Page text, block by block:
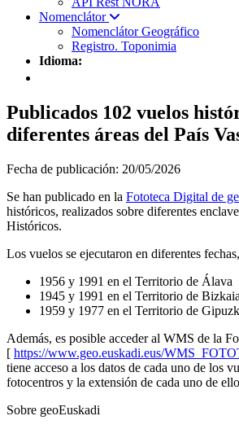
Nomenclátor
Nomenclátor Geográfico
Registro. Toponimia
Idioma:
Publicados 102 vuelos
diferentes áreas del País
Fecha de publicación: 20/05/2026
Se han publicado en la Fototeca Digital de
históricos, realizados sobre diferentes
Históricos.
Los vuelos se ejecutaron en diferentes
1956 y 1991 en el Territorio de Álava
1945 y 1991 en el Territorio de Bizkaia
1959 y 1977 en el Territorio de
Además, es posible acceder al WMS de la
[ https://www.geo.euskadi.eus/
tiene acceso a los datos de cada uno de los
fotocentros y la extensión de cada uno de
Sobre geoEuskadi